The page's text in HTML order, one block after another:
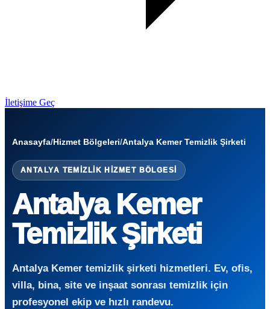
İletişime Geç
Anasayfa/Hizmet Bölgeleri/Antalya Kemer Temizlik Şirketi
ANTALYA TEMIZLIK HIZMET BÖLGESI
Antalya Kemer
Temizlik Şirketi
Antalya Kemer temizlik şirketi hizmetleri. Ev, ofis,
villa, bina, site ve inşaat sonrası temizlik için
profesyonel ekip ve hızlı randevu.